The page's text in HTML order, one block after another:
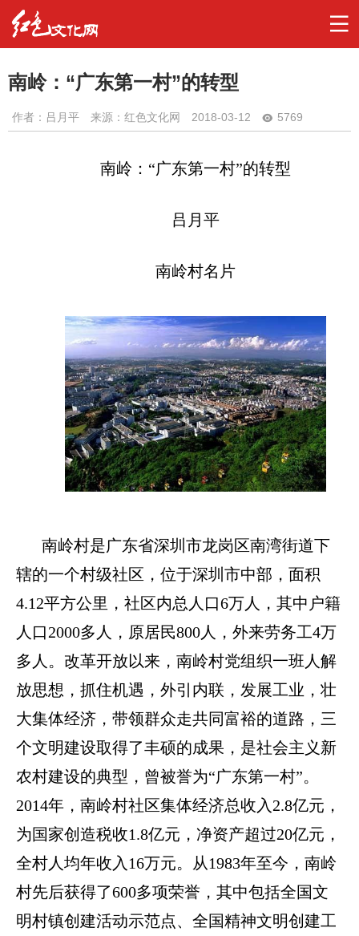
南岭：“广东第一村”的转型
作者： 吕月平 来源：红色文化网 2018-03-12 5769
南岭：“广东第一村”的转型
吕月平
南岭村名片
南岭村是广东省深圳市龙岗区南湾街道下
辖的一个村级社区，位于深圳市中部，面积
4.12平方公里，社区内总人口6万人，其中户籍
人口2000多人，原居民800人，外来劳务工4万
多人。改革开放以来，南岭村党组织一班人解
放思想，抓住机遇，外引内联，发展工业，壮
大集体经济，带领群众走共同富裕的道路，三
个文明建设取得了丰硕的成果，是社会主义新
农村建设的典型，曾被誉为“广东第一村”。
2014年，南岭村社区集体经济总收入 2.8亿元，
为国家创造税收1.8亿元，净资产超过20亿元，
全村人均年收入 16万元。从1983年至今，南岭
村先后获得了600多项荣誉，其中包括全国文
明村镇创建活动示范点、全国精神文明创建工